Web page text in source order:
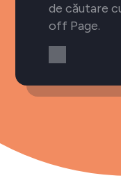
de căutare
off Page.